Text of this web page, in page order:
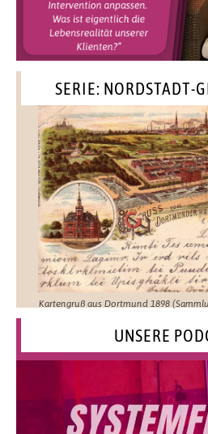
SERIE: NORDSTADT-
Kartengruß aus Dortmund 1898
UNSERE